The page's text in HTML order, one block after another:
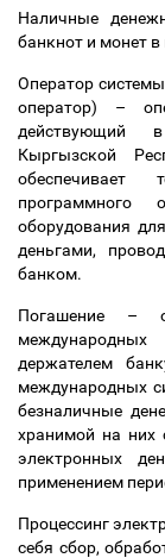
Наличные
банкнот и монет
Оператор
оператор) –
действующий
Кыргызской
обеспечивает
программного
оборудования
деньгами,
банком.
Погашение –
держателем
международных
безналичные
хранимой на них
электронных
применением
Процессинг
себя сбор,